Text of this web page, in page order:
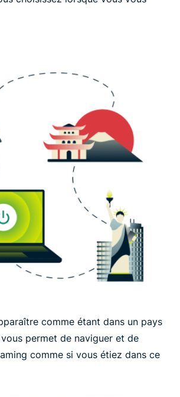
comme étant dans un pays
permet de naviguer et de
comme si vous étiez dans ce